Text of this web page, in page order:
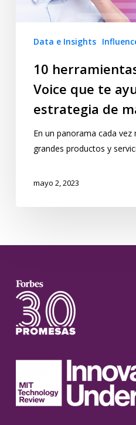
Data e Insights
10
Voice que te
estrategia de
En un panorama cada
grandes productos y
mayo 2, 2023